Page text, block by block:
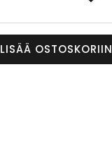
LISÄÄ OSTOSKORIIN